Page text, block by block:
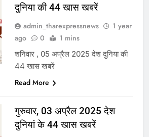
दुनिया की 44 खास खबरें
admin_tharexpressnews
1 year
ago
0 1 mins
शनिवार , 05 अप्रैल 2025 देश दुनिया की
44 खास खबरें
Read More
गुरुवार, 03 अप्रैल 2025 देश
दुनियां के 44 खास खबरें